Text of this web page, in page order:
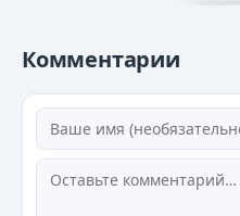
Комментарии